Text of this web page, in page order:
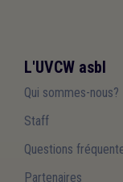
L'UVCW asbl
Qui sommes-nous?
Staff
Questions
Partenaires